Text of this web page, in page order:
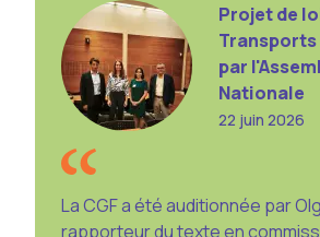
Projet de
par
Nationale
22 juin 2026
La CGF a été auditionnée par
rapporteur du texte en